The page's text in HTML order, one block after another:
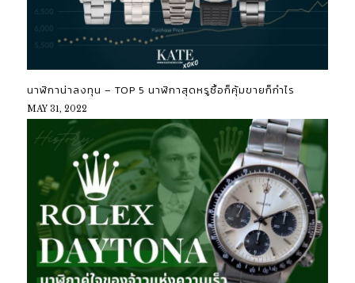
นาฬิกาน่าลงทุน – TOP 5 นาฬิกาสุดหรูซื้อก็คุ้มขายก็กำไร
MAY 31, 2022